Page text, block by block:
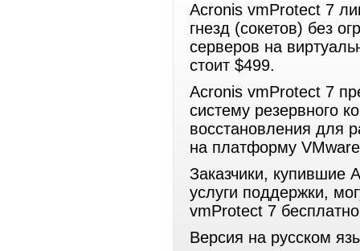
Acronis vmProtect 7
гнезд (сокетов) без
серверов на
стоит $499.
Acronis vmProtect 7
систему резервного
восстановления для
на платформу
Заказчики, купившие
услуги поддержки,
vmProtect 7
Версия на русском